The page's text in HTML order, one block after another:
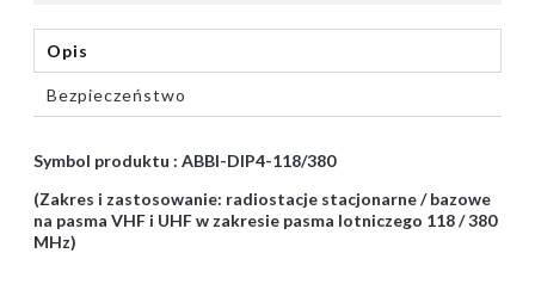
Opis
Bezpieczeństwo
Symbol produktu : ABBI-DIP4-118/380
(Zakres i zastosowanie: radiostacje stacjonarne / bazowe
na pasma VHF i UHF w zakresie pasma lotniczego 118 / 380
MHz)